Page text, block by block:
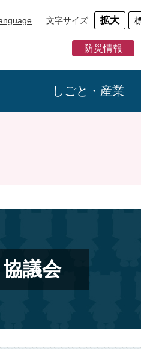
文字サイズ 拡大
防災情報
しごと・産業
議会